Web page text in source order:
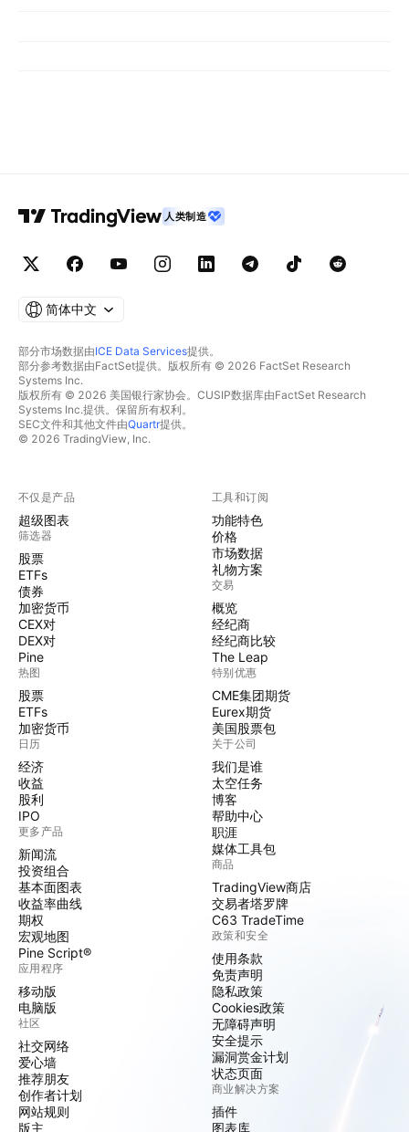
人类制造
简体中文
部分市场数据由ICE Data Services提供。
部分参考数据由FactSet提供。版权所有 © 2026 FactSet Research
Systems Inc.
版权所有 © 2026 美国银行家协会。CUSIP数据库由FactSet Research
Systems Inc.提供。保留所有权利。
SEC文件和其他文件由Quartr提供。
© 2026 TradingView, Inc.
不仅是产品
超级图表
筛选器
股票
ETFs
债券
加密货币
CEX对
DEX对
Pine
热图
股票
ETFs
加密货币
日历
经济
收益
股利
IPO
更多产品
新闻流
投资组合
基本面图表
收益率曲线
期权
宏观地图
Pine Script®
应用程序
移动版
电脑版
社区
社交网络
爱心墙
推荐朋友
创作者计划
网站规则
版主
工具和订阅
功能特色
价格
市场数据
礼物方案
交易
概览
经纪商
经纪商比较
The Leap
特别优惠
CME集团期货
Eurex期货
美国股票包
关于公司
我们是谁
太空任务
博客
帮助中心
职涯
媒体工具包
商品
TradingView商店
交易者塔罗牌
C63 TradeTime
政策和安全
使用条款
免责声明
隐私政策
Cookies政策
无障碍声明
安全提示
漏洞赏金计划
状态页面
商业解决方案
插件
图表库